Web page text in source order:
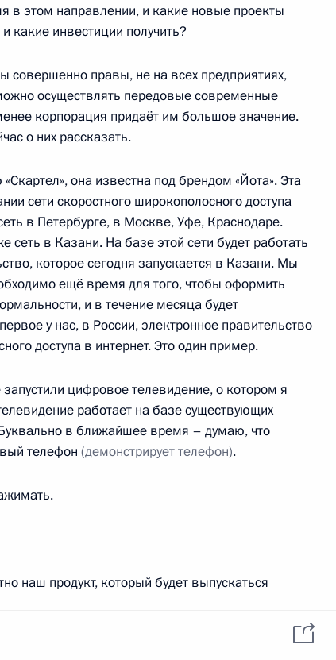
—
по
—
сетевые ресурсы
Президента России
MAX
ВКонтакте
Rutube
Telegram-канал
YouTube
Правовая и
техническая
информация
О портале
Об использовании
информации сайта
О персональных
данных пользователей
Написать в редакцию
Creative Commons
в этом направлении, и какие новые проекты
какие инвестиции получить?
совершенно правы, не на всех предприятиях,
осуществлять передовые современные
корпорация придаёт им большое значение.
о них рассказать.
она известна под брендом «Йота». Эта
сети скоростного широкополосного доступа
в Петербурге, в Москве, Уфе, Краснодаре.
сеть в Казани. На базе этой сети будет работать
которое сегодня запускается в Казани. Мы
ещё время для того, чтобы оформить
и в течение месяца будет
у нас, в России, электронное правительство
доступа в интернет. Это один пример.
цифровое телевидение, о котором я
работает на базе существующих
в ближайшее время – думаю, что
телефон (демонстрирует телефон).
наш продукт, который будет выпускаться
мы его будем на Тайване, но в ближайшее